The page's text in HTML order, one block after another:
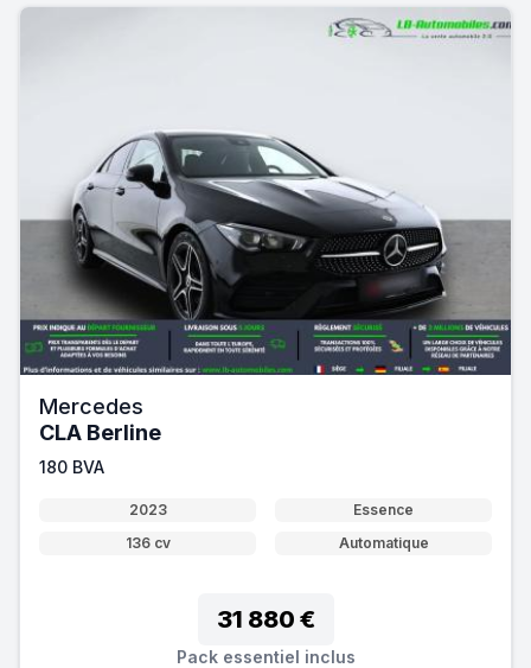
Mercedes
CLA Berline
180 BVA
2023
Essence
136 cv
Automatique
31 880 €
Pack essentiel inclus